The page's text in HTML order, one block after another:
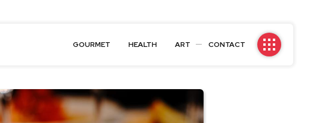
GOURMET HEALTH ART CONTACT